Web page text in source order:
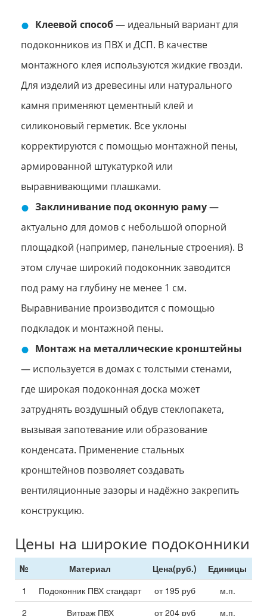
Клеевой способ— идеальный вариант для
подоконников из ПВХ и ДСП. В качестве
монтажного клея используются жидкие гвозди.
Для изделий из древесины или натурального
камня применяют цементный клей и
силиконовый герметик. Все уклоны
корректируются с помощью монтажной пены,
армированной штукатуркой или
выравнивающими плашками.
Заклинивание под оконную раму—
актуально для домов с небольшой опорной
площадкой (например, панельные строения). В
этом случае широкий подоконник заводится
под раму на глубину не менее 1 см.
Выравнивание производится с помощью
подкладок и монтажной пены.
Монтаж на металлические кронштейны
— используется в домах с толстыми стенами,
где широкая подоконная доска может
затруднять воздушный обдув стеклопакета,
вызывая запотевание или образование
конденсата. Применение стальных
кронштейнов позволяет создавать
вентиляционные зазоры и надёжно закрепить
конструкцию.
Цены на широкие подоконники
№ Материал Цена(руб.)
Единицы
1
Подоконник ПВХ стандарт от 195руб
м.п.
2
Витраж ПВХ от204руб м.п.